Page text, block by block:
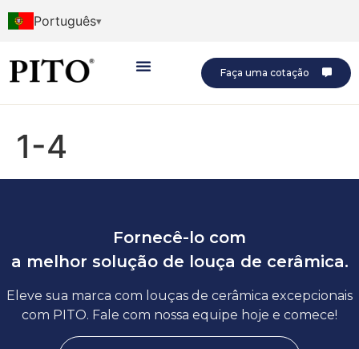
Português
Faça uma cotação
1-4
Fornecê-lo com
a melhor solução de louça de cerâmica.
Eleve sua marca com louças de cerâmica excepcionais
com PITO. Fale com nossa equipe hoje e comece!